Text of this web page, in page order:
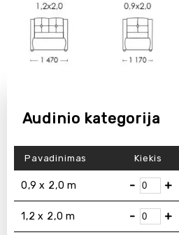
Audinio kategorija
Pavadinimas Kiekis
0,9 x 2,0 m - +
1,2 x 2,0 m - +